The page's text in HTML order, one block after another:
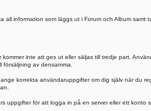
all information som läggs ut i Forum och Album samt
inte att ges ut eller säljas till tredje part.
av densamma.
korrekta användaruppgifter om dig själv när du
uppgifter för att logga in på en server eller ett konto